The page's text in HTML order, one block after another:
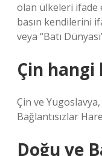
olan ülkeleri ifade
basın kendilerini
veya “Batı
Çin hangi
Çin ve
Bağlantısızlar
Doğu ve